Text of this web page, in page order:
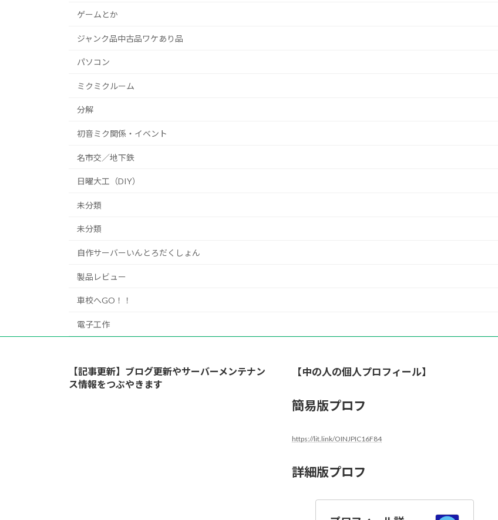
ゲームとか
ジャンク品中古品ワケあり品
パソコン
ミクミクルーム
分解
初音ミク関係・イベント
名市交／地下鉄
日曜大工（DIY）
未分類
未分類
自作サーバーいんとろだくしょん
製品レビュー
車校へGO！！
電子工作
【記事更新】ブログ更新やサーバーメンテナン
ス情報をつぶやきます
【中の人の個人プロフィール】
簡易版プロフ
https://lit.link/OINJPIC16F84
詳細版プロフ